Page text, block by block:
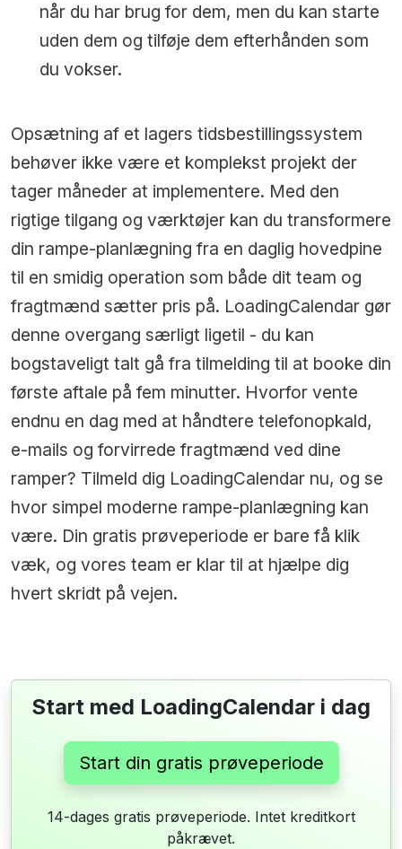
når du har brug for dem, men du kan starte
uden dem og tilføje dem efterhånden som
du vokser.
Opsætning af et lagers tidsbestillingssystem
behøver ikke være et komplekst projekt der
tager måneder at implementere. Med den
rigtige tilgang og værktøjer kan du transformere
din rampe-planlægning fra en daglig hovedpine
til en smidig operation som både dit team og
fragtmænd sætter pris på. LoadingCalendar gør
denne overgang særligt ligetil - du kan
bogstaveligt talt gå fra tilmelding til at booke din
første aftale på fem minutter. Hvorfor vente
endnu en dag med at håndtere telefonopkald,
e-mails og forvirrede fragtmænd ved dine
ramper? Tilmeld dig LoadingCalendar nu, og se
hvor simpel moderne rampe-planlægning kan
være. Din gratis prøveperiode er bare få klik
væk, og vores team er klar til at hjælpe dig
hvert skridt på vejen.
Start med LoadingCalendar i dag
Start din gratis prøveperiode
14-dages gratis prøveperiode. Intet kreditkort
påkrævet.